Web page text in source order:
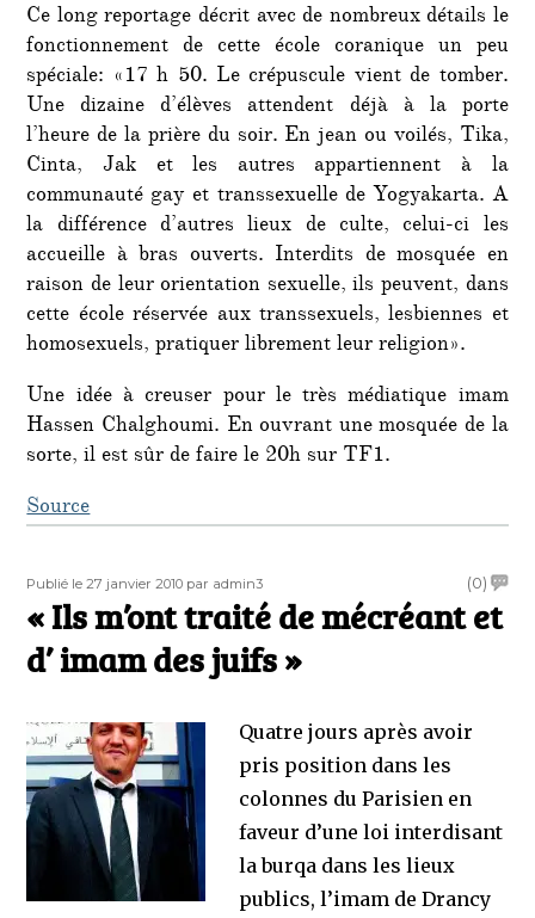
Ce long reportage décrit avec de nombreux détails le
fonctionnement de cette école coranique un peu
spéciale: «17 h 50. Le crépuscule vient de tomber.
Une dizaine d’élèves attendent déjà à la porte
l’heure de la prière du soir. En jean ou voilés, Tika,
Cinta, Jak et les autres appartiennent à la
communauté gay et transsexuelle de Yogyakarta. A
la différence d’autres lieux de culte, celui-ci les
accueille à bras ouverts. Interdits de mosquée en
raison de leur orientation sexuelle, ils peuvent, dans
cette école réservée aux transsexuels, lesbiennes et
homosexuels, pratiquer librement leur religion».
Une idée à creuser pour le très médiatique imam
Hassen Chalghoumi. En ouvrant une mosquée de la
sorte, il est sûr de faire le 20h sur TF1.
Source
Publié
Publié le 27 janvier 2010 Auteur
par admin3 (0)on
« Ils
m’ont
juifs »
« Ils m’ont traité de mécréant et
d’ imam des juifs »
Quatre jours après avoir
pris position dans les
colonnes du Parisien en
faveur d’une loi interdisant
la burqa dans les lieux
publics, l’imam de Drancy